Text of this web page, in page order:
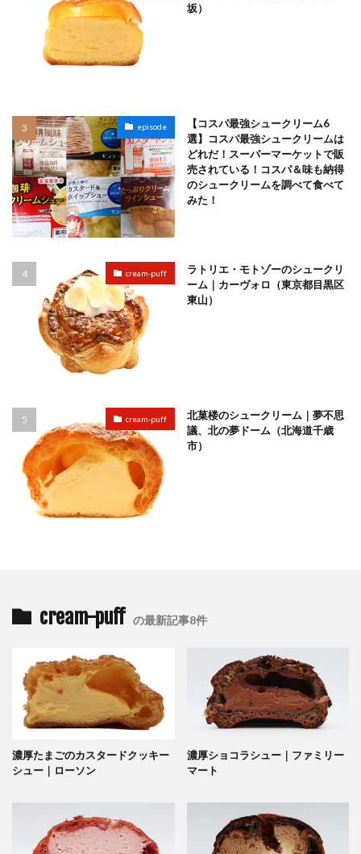
坂）
episode
【コスパ最強シュークリーム6
選】コスパ最強シュークリームは
どれだ！スーパーマーケットで販
売されている！コスパ＆味も納得
のシュークリームを調べて食べて
みた！
cream-puff
ラトリエ・モトゾーのシュークリ
ーム｜カーヴォロ（東京都目黒区
東山）
cream-puff
北菓楼のシュークリーム｜夢不思
議、北の夢ドーム（北海道千歳
市）
cream-puff の最新記事8件
濃厚たまごのカスタードクッキー
シュー｜ローソン
濃厚ショコラシュー｜ファミリー
マート